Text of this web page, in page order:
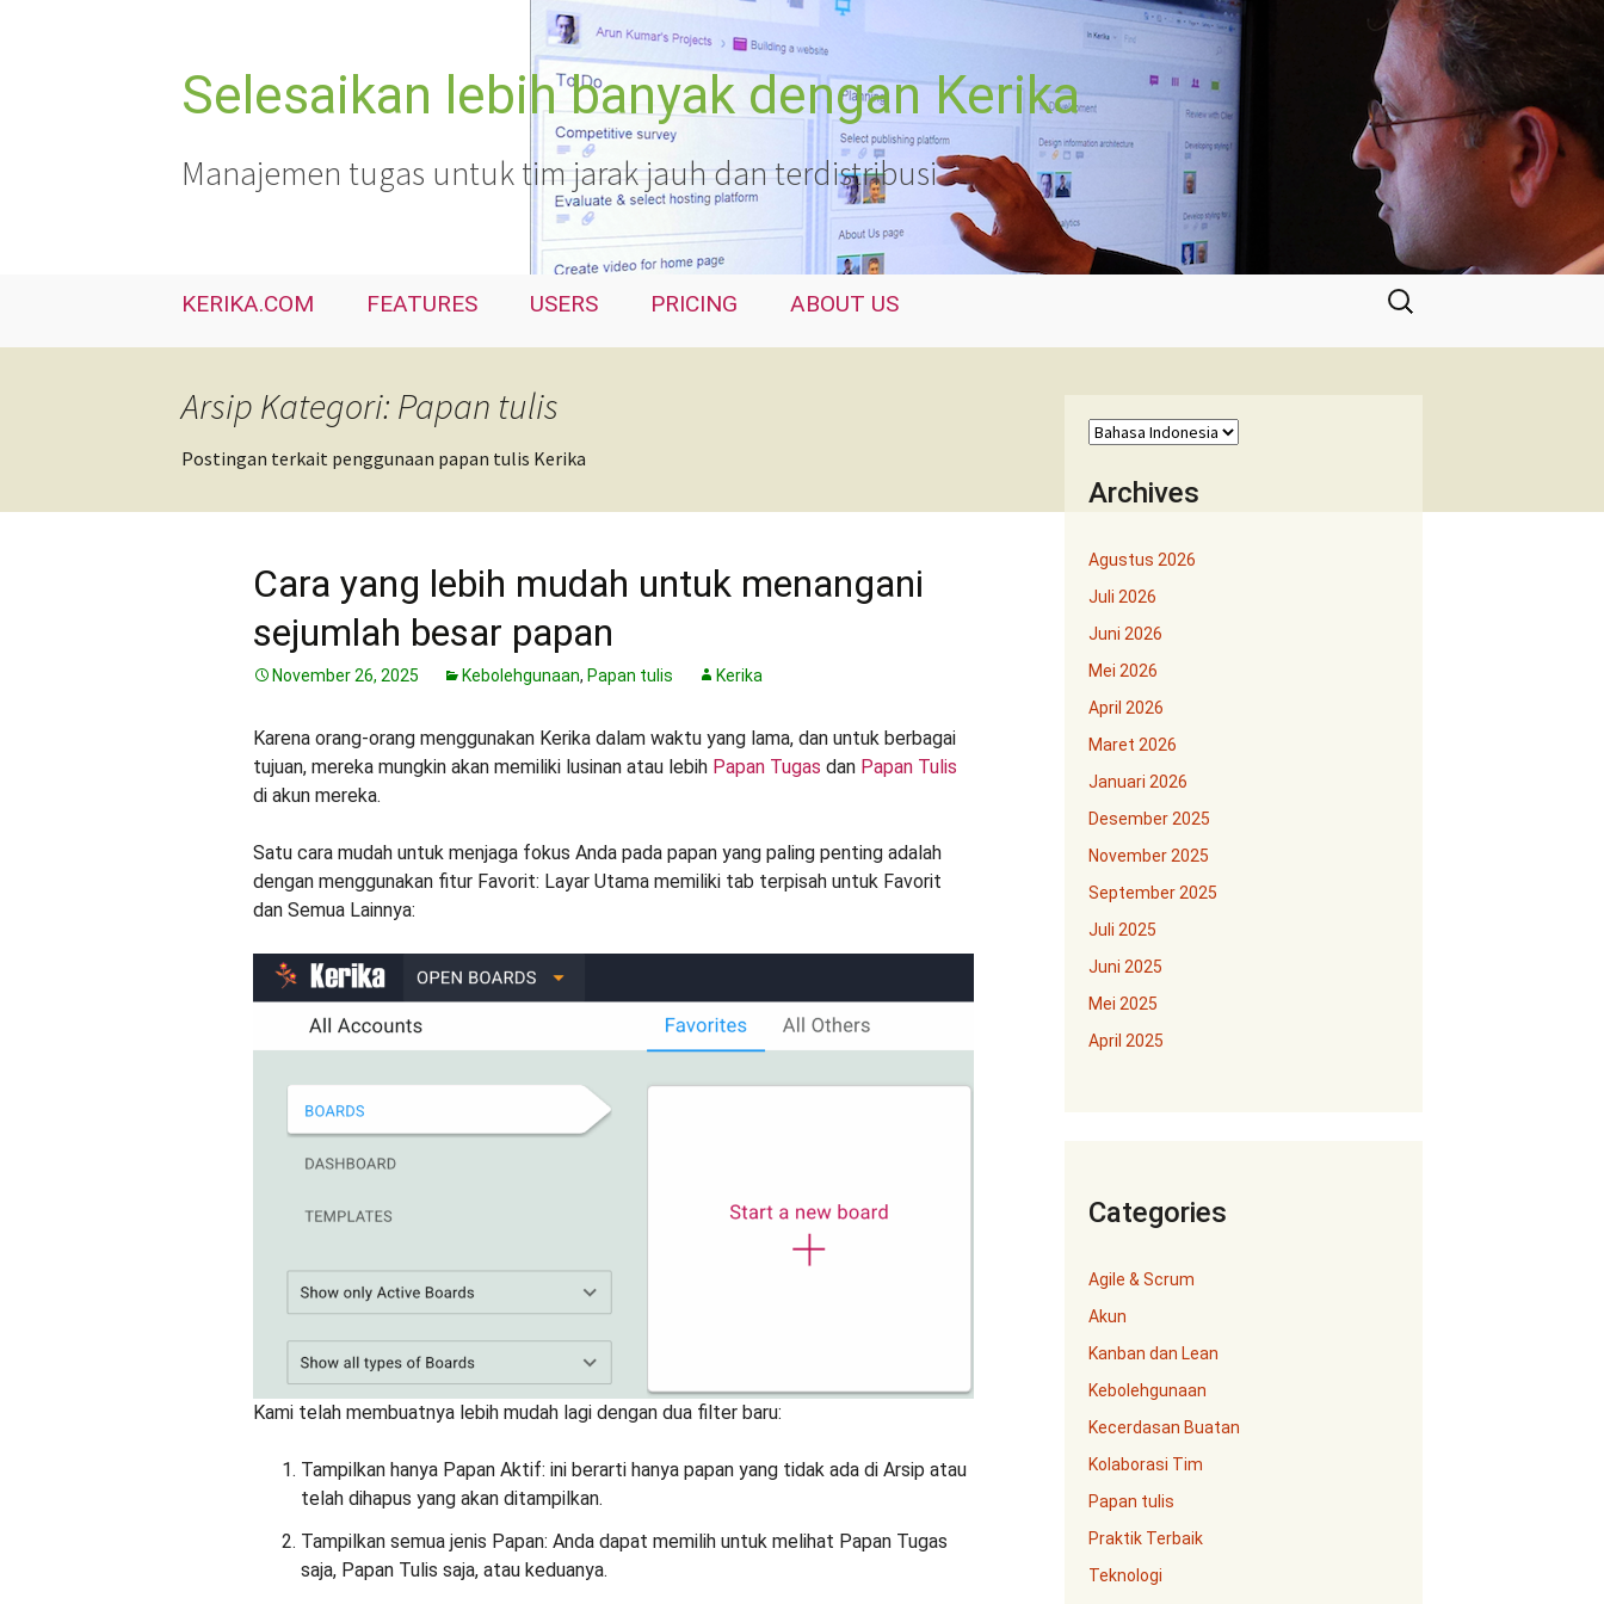
Selesaikan lebih banyak dengan Kerika
Manajemen tugas untuk tim jarak jauh dan terdistribusi
KERIKA.COM FEATURES USERS PRICING ABOUT US
Cari
untuk:
Arsip Kategori: Papan tulis
Postingan terkait penggunaan papan tulis Kerika
Cara yang lebih mudah untuk menangani
sejumlah besar papan
November 26, 2025 Kebolehgunaan, Papan tulis Kerika
Karena orang-orang menggunakan Kerika dalam waktu yang lama, dan untuk berbagai
tujuan, mereka mungkin akan memiliki lusinan atau lebih Papan Tugas dan Papan Tulis
di akun mereka.
Satu cara mudah untuk menjaga fokus Anda pada papan yang paling penting adalah
dengan menggunakan fitur Favorit: Layar Utama memiliki tab terpisah untuk Favorit
dan Semua Lainnya:
Kami telah membuatnya lebih mudah lagi dengan dua filter baru:
Tampilkan hanya Papan Aktif: ini berarti hanya papan yang tidak ada di Arsip atau
telah dihapus yang akan ditampilkan.
Tampilkan semua jenis Papan: Anda dapat memilih untuk melihat Papan Tugas
saja, Papan Tulis saja, atau keduanya.
Archives
Agustus 2026
Juli 2026
Juni 2026
Mei 2026
April 2026
Maret 2026
Januari 2026
Desember 2025
November 2025
September 2025
Juli 2025
Juni 2025
Mei 2025
April 2025
Categories
Agile & Scrum
Akun
Kanban dan Lean
Kebolehgunaan
Kecerdasan Buatan
Kolaborasi Tim
Papan tulis
Praktik Terbaik
Teknologi